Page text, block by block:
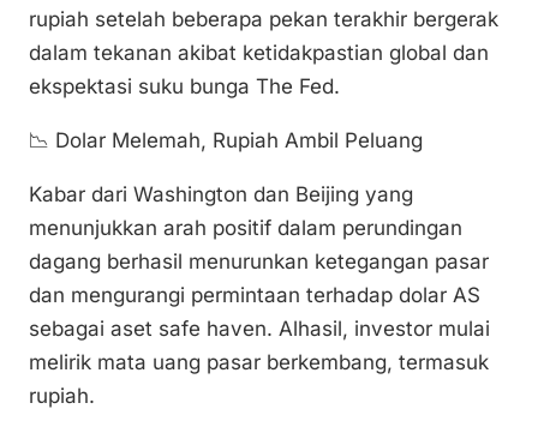
rupiah setelah beberapa pekan terakhir bergerak
dalam tekanan akibat ketidakpastian global dan
ekspektasi suku bunga The Fed.
📉 Dolar Melemah, Rupiah Ambil Peluang
Kabar dari Washington dan Beijing yang
menunjukkan arah positif dalam perundingan
dagang berhasil menurunkan ketegangan pasar
dan mengurangi permintaan terhadap dolar AS
sebagai aset safe haven. Alhasil, investor mulai
melirik mata uang pasar berkembang, termasuk
rupiah.